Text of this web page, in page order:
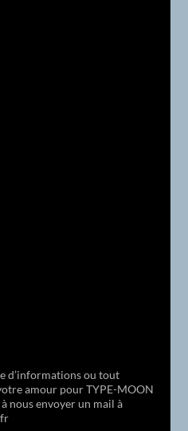
d’informations ou tout
amour pour TYPE-MOON
à nous envoyer un mail à